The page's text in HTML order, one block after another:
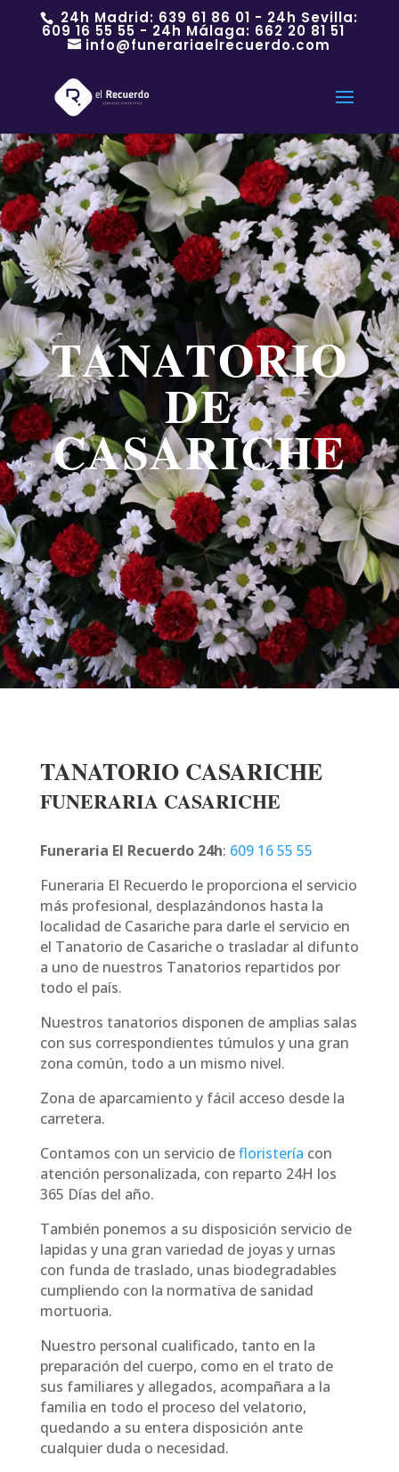
24h Madrid: 639 61 86 01 - 24h Sevilla:
609 16 55 55 - 24h Málaga: 662 20 81 51
info@funerariaelrecuerdo.com
TANATORIO
DE
CASARICHE
TANATORIO CASARICHE
FUNERARIA CASARICHE
Funeraria El Recuerdo 24h: 609 16 55 55
Funeraria El Recuerdo le proporciona el servicio
más profesional, desplazándonos hasta la
localidad de Casariche para darle el servicio en
el Tanatorio de Casariche o trasladar al difunto
a uno de nuestros Tanatorios repartidos por
todo el país.
Nuestros tanatorios disponen de amplias salas
con sus correspondientes túmulos y una gran
zona común, todo a un mismo nivel.
Zona de aparcamiento y fácil acceso desde la
carretera.
Contamos con un servicio defloristería con
atención personalizada, con reparto 24H los
365 Días del año.
También ponemos a su disposición servicio de
lapidas y una gran variedad de joyas y urnas
con funda de traslado, unas biodegradables
cumpliendo con la normativa de sanidad
mortuoria.
Nuestro personal cualificado, tanto en la
preparación del cuerpo, como en el trato de
sus familiares y allegados, acompañara a la
familia en todo el proceso del velatorio,
quedando a su entera disposición ante
cualquier duda o necesidad.